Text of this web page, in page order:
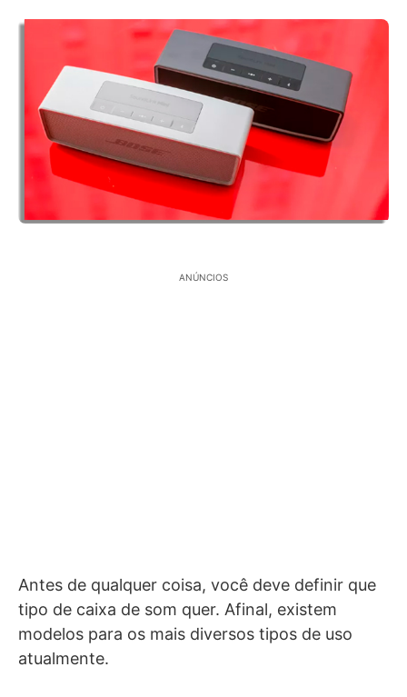
ANÚNCIOS
Antes de qualquer coisa, você deve definir que
tipo de caixa de som quer. Afinal, existem
modelos para os mais diversos tipos de uso
atualmente.